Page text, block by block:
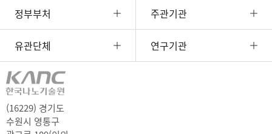
정부부처 주관기관
유관단체 연구기관
(16229) 경기도
수원시 영통구